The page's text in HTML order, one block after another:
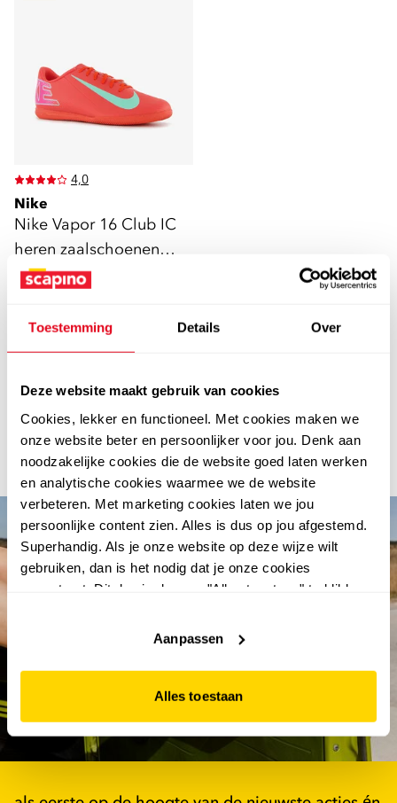
Toestemming Details Over
Deze website maakt gebruik van cookies
Cookies, lekker en functioneel. Met cookies maken we
onze website beter en persoonlijker voor jou. Denk aan
noodzakelijke cookies die de website goed laten werken
en analytische cookies waarmee we de website
verbeteren. Met marketing cookies laten we jou
persoonlijke content zien. Alles is dus op jou afgestemd.
Superhandig. Als je onze website op deze wijze wilt
gebruiken, dan is het nodig dat je onze cookies
accepteert. Dit doe je door op "Alles toestaan" te klikken.
website niet optimaal functioneert.
Aanpassen
Alles toestaan
4,0
Nike
Nike Vapor 16 Club IC
heren zaalschoenen
rood
64,993200
abonneer en win €100.-
shoptegoed